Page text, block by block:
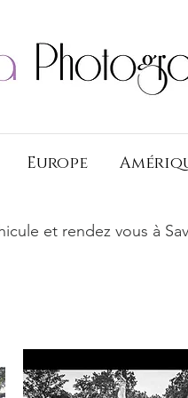
Europe
et rendez vous à